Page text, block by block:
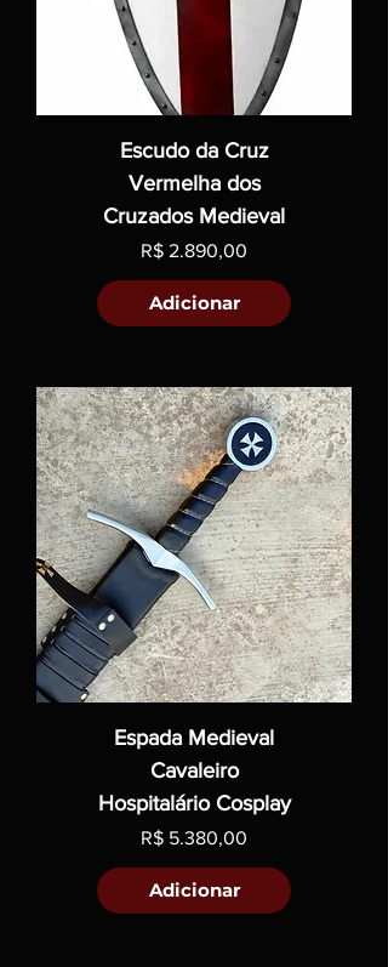
Escudo da Cruz
Vermelha dos
Cruzados Medieval
Preço
R$ 2.890,00
Adicionar
Espada Medieval
Cavaleiro
Hospitalário Cosplay
Preço
R$ 5.380,00
Adicionar